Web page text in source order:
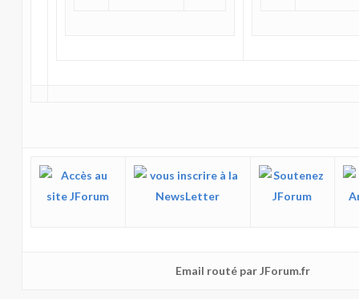
Email routé par JForum.fr